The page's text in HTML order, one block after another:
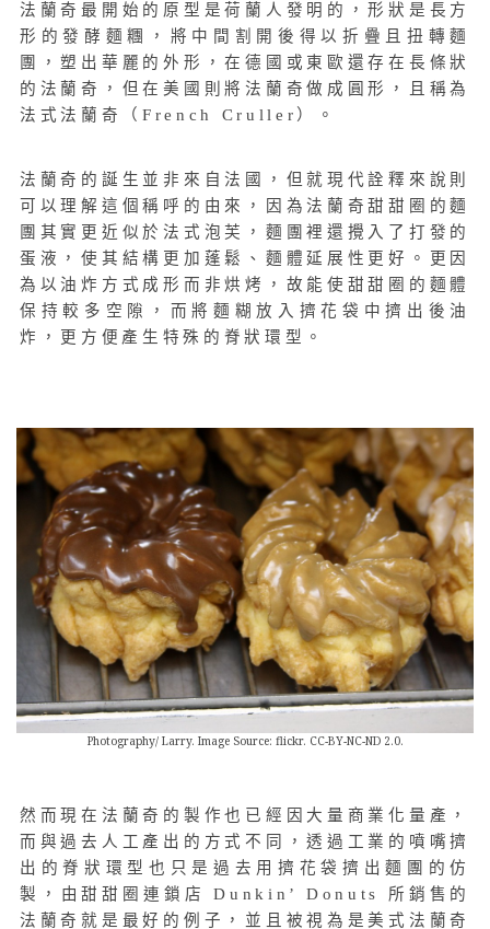
法蘭奇最開始的原型是荷蘭人發明的，形狀是長方
形的發酵麵糰，將中間割開後得以折疊且扭轉麵
團，塑出華麗的外形，在德國或東歐還存在長條狀
的法蘭奇，但在美國則將法蘭奇做成圓形，且稱為
法式法蘭奇（French Cruller）。
法蘭奇的誕生並非來自法國，但就現代詮釋來說則
可以理解這個稱呼的由來，因為法蘭奇甜甜圈的麵
團其實更近似於法式泡芙，麵團裡還攪入了打發的
蛋液，使其結構更加蓬鬆、麵體延展性更好。更因
為以油炸方式成形而非烘烤，故能使甜甜圈的麵體
保持較多空隙，而將麵糊放入擠花袋中擠出後油
炸，更方便產生特殊的脊狀環型。
Photography/ Larry. Image Source: flickr. CC-BY-NC-ND 2.0.
然而現在法蘭奇的製作也已經因大量商業化量產，
而與過去人工產出的方式不同，透過工業的噴嘴擠
出的脊狀環型也只是過去用擠花袋擠出麵團的仿
製，由甜甜圈連鎖店 Dunkin’ Donuts 所銷售的
法蘭奇就是最好的例子，並且被視為是美式法蘭奇